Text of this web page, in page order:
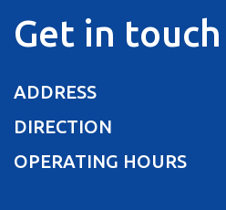
Get in touch
ADDRESS
DIRECTION
OPERATING HOURS